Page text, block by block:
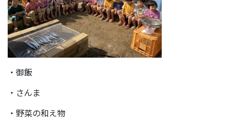
・御飯
・さんま
・野菜の和え物